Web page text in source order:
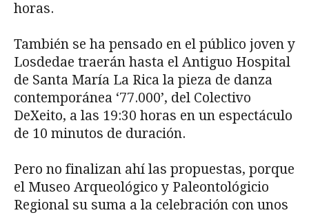
horas.
También se ha pensado en el público joven y
Losdedae traerán hasta el Antiguo Hospital
de Santa María La Rica la pieza de danza
contemporánea ‘77.000’, del Colectivo
DeXeito, a las 19:30 horas en un espectáculo
de 10 minutos de duración.
Pero no finalizan ahí las propuestas, porque
el Museo Arqueológico y Paleontológicio
Regional su suma a la celebración con unos